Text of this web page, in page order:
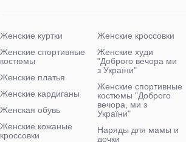
Женские куртки
Женские спортивные
костюмы
Женские платья
Женские кардиганы
Женская обувь
Женские кожаные
кроссовки
Женские кроссовки
Женские худи
"Доброго вечора ми
з України"
Женские спортивные
костюмы "Доброго
вечора, ми з
України"
Наряды для мамы и
дочки